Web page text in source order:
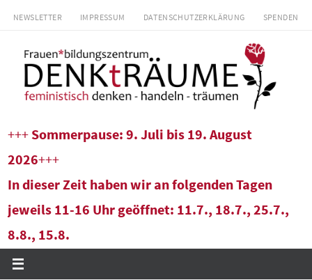
Zum
springen
NEWSLETTER IMPRESSUM DATENSCHUTZERKLÄRUNG SPENDEN
+++ Sommerpause: 9. Juli bis 19. August
2026+++
In dieser Zeit haben wir an folgenden Tagen
jeweils 11-16 Uhr geöffnet: 11.7., 18.7., 25.7.,
8.8., 15.8.